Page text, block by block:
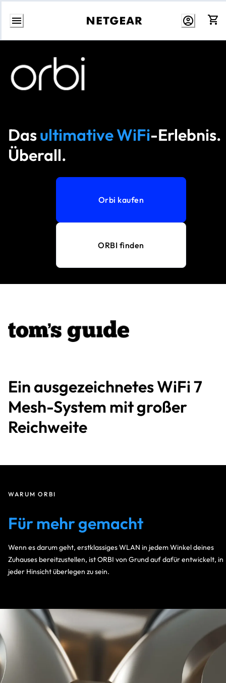
Zum
Dasultimative WiFi-
Überall.
Orbi kaufen
ORBI finden
Ein ausgezeichnetes WiFi 7
Mesh-System mit großer
Reichweite
WARUM ORBI
Für mehr gemacht
Wenn es darum geht, erstklassiges WLAN in jedem Winkel deines
Zuhauses bereitzustellen, ist ORBI von Grund auf dafür entwickelt, in
jeder Hinsicht überlegen zu sein.